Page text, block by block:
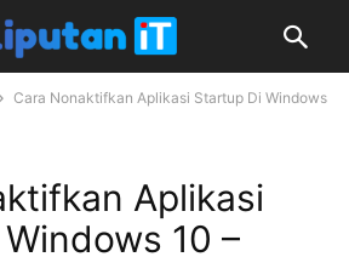
Cara Nonaktifkan Aplikasi Startup Di Windows
Aplikasi
10 –